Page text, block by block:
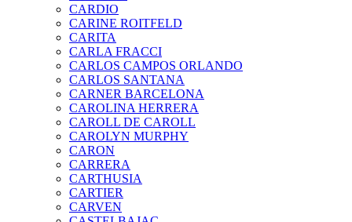
CARDIO
CARINE ROITFELD
CARITA
CARLA FRACCI
CARLOS CAMPOS ORLANDO
CARLOS SANTANA
CARNER BARCELONA
CAROLINA HERRERA
CAROLL DE CAROLL
CAROLYN MURPHY
CARON
CARRERA
CARTHUSIA
CARTIER
CARVEN